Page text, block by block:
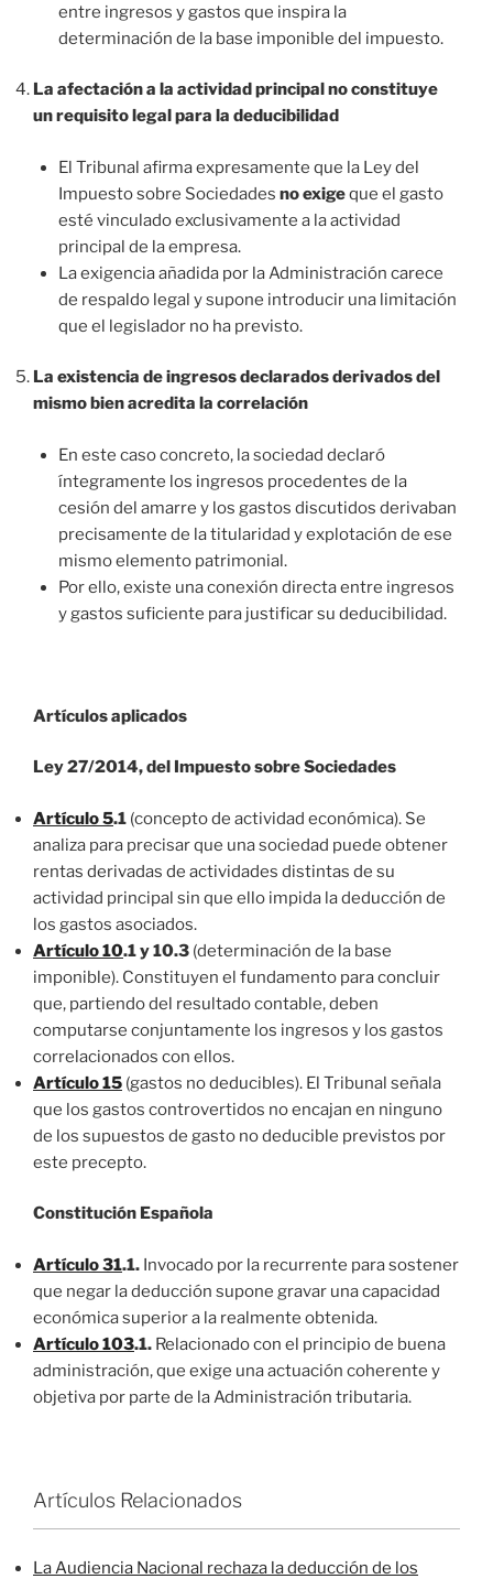
entre ingresos y gastos que inspira la
determinación de la base imponible del impuesto.
La afectación a la actividad principal no constituye
un requisito legal para la deducibilidad
El Tribunal afirma expresamente que la Ley del
Impuesto sobre Sociedades no exigeque el gasto
esté vinculado exclusivamente a la actividad
principal de la empresa.
La exigencia añadida por la Administración carece
de respaldo legal y supone introducir una limitación
que el legislador no ha previsto.
La existencia de ingresos declarados derivados del
mismo bien acredita la correlación
En este caso concreto, la sociedad declaró
íntegramente los ingresos procedentes de la
cesión del amarre y los gastos discutidos derivaban
precisamente de la titularidad y explotación de ese
mismo elemento patrimonial.
Por ello, existe una conexión directa entre ingresos
y gastos suficiente para justificar su deducibilidad.
Artículos aplicados
Ley 27/2014, del Impuesto sobre Sociedades
Artículo 5.1 (concepto de actividad económica). Se
analiza para precisar que una sociedad puede obtener
rentas derivadas de actividades distintas de su
actividad principal sin que ello impida la deducción de
los gastos asociados.
Artículo 10.1 y 10.3 (determinación de la base
imponible). Constituyen el fundamento para concluir
que, partiendo del resultado contable, deben
computarse conjuntamente los ingresos y los gastos
correlacionados con ellos.
Artículo 15 (gastos no deducibles). El Tribunal señala
que los gastos controvertidos no encajan en ninguno
de los supuestos de gasto no deducible previstos por
este precepto.
Constitución Española
Artículo 31.1. Invocado por la recurrente para sostener
que negar la deducción supone gravar una capacidad
económica superior a la realmente obtenida.
Artículo 103.1. Relacionado con el principio de buena
administración, que exige una actuación coherente y
objetiva por parte de la Administración tributaria.
Artículos Relacionados
La Audiencia Nacional rechaza la deducción de los